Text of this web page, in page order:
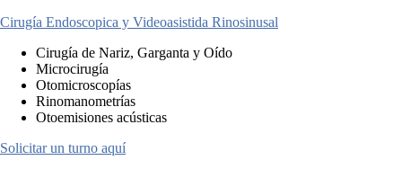
Cirugía Endoscopica y Videoasistida Rinosinusal
Cirugía de Nariz, Garganta y Oído
Microcirugía
Otomicroscopías
Rinomanometrías
Otoemisiones acústicas
Solicitar un turno aquí